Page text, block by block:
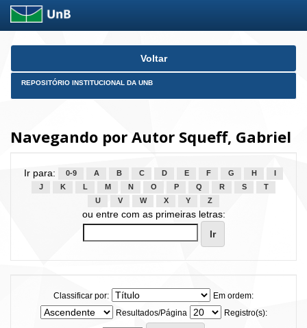
Skip
Voltar
REPOSITÓRIO INSTITUCIONAL DA UNB
Navegando por Autor Squeff, Gabriel
Ir para: 0-9 A B C D E F G H
J
K L M N O P Q R S
T
U
V W X Y Z
ou entre com as primeiras letras:
Classificar por:
Em ordem:
Resultados/Página
Registro(s):